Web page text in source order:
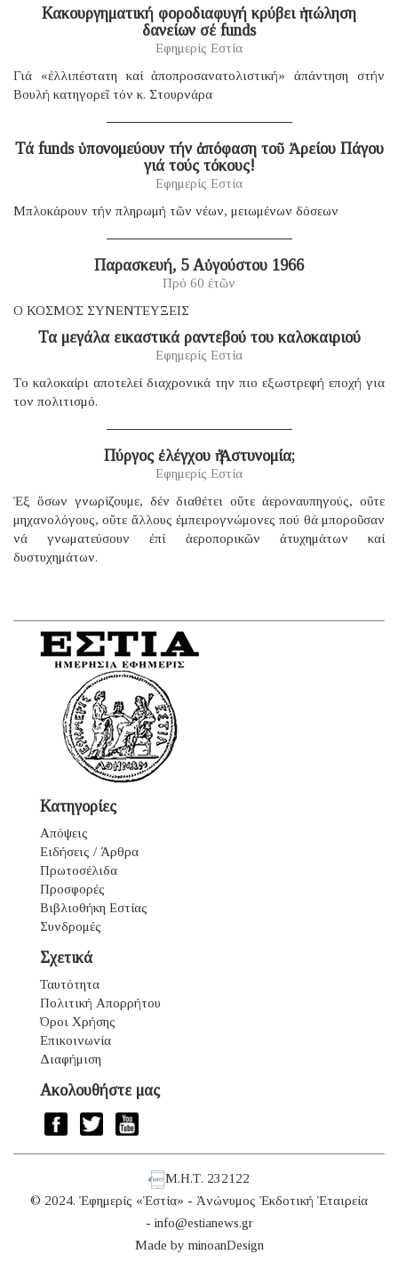
Κακουργηματική φοροδιαφυγή κρύβει ἡ πώληση
δανείων σέ funds
Εφημερίς Εστία
Γιά «ἐλλιπέστατη καί ἀποπροσανατολιστική» ἀπάντηση στήν
Βουλή κατηγορεῖ τόν κ. Στουρνάρα
Τά funds ὑπονομεύουν τήν ἀπόφαση τοῦ Ἀρείου Πάγου
γιά τούς τόκους!
Εφημερίς Εστία
Μπλοκάρουν τήν πληρωμή τῶν νέων, μειωμένων δόσεων
Παρασκευή, 5 Αὐγούστου 1966
Πρό 60 ἐτῶν
Ο ΚΟΣΜΟΣ ΣΥΝΕΝΤΕΥΞΕΙΣ
Τα μεγάλα εικαστικά ραντεβού του καλοκαιριού
Εφημερίς Εστία
Tο καλοκαίρι αποτελεί διαχρονικά την πιο εξωστρεφή εποχή για
τον πολιτισμό.
Πύργος ἐλέγχου ἡ Ἀστυνομία;
Εφημερίς Εστία
Ἐξ ὅσων γνωρίζουμε, δέν διαθέτει οὔτε ἀεροναυπηγούς, οὔτε
μηχανολόγους, οὔτε ἄλλους ἐμπειρογνώμονες πού θά μποροῦσαν
νά γνωματεύσουν ἐπί ἀεροπορικῶν ἀτυχημάτων καί
δυστυχημάτων.
Κατηγορίες
Απόψεις
Ειδήσεις / Άρθρα
Πρωτοσέλιδα
Προσφορές
Βιβλιοθήκη Εστίας
Συνδρομές
Σχετικά
Ταυτότητα
Πολιτική Απορρήτου
Όροι Χρήσης
Επικοινωνία
Διαφήμιση
Ακολουθήστε μας
Μ.Η.Τ. 232122
© 2024. Ἐφημερίς «Ἑστία» - Ἀνώνυμος Ἐκδοτική Ἑταιρεία
- info@estianews.gr
Made by minoanDesign